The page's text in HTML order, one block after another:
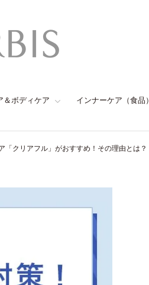
＆ボディケア インナーケア（食品）
クリアフル」がおすすめ！その理由とは？